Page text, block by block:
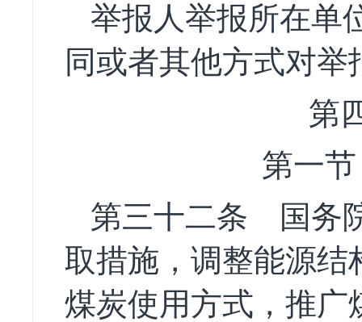
举报人举报所在单
同或者其他方式对
第
第一
第三十二条 国务
取措施，调整能源结
煤炭使用方式，推广